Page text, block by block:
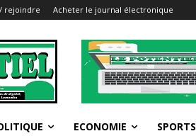
rejoindre Acheter le journal électronique
ECONOMIE SPORTS